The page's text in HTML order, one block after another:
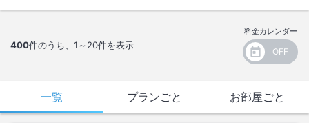
400件のうち、 1～20件を表示
料金カレンダー
一覧 プランごと お部屋ごと